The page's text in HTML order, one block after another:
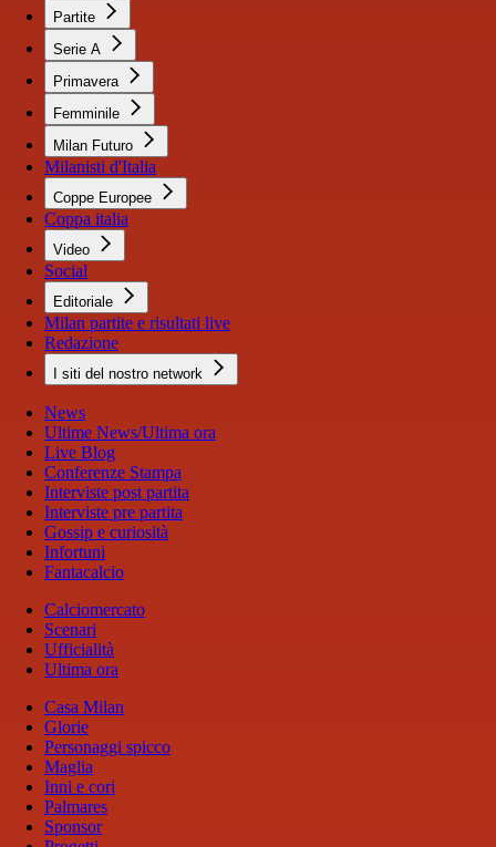
Partite
Serie A
Primavera
Femminile
Milan Futuro
Milanisti d'Italia
Coppe Europee
Coppa italia
Video
Social
Editoriale
Milan partite e risultati live
Redazione
I siti del nostro network
News
Ultime News/Ultima ora
Live Blog
Conferenze Stampa
Interviste post partita
Interviste pre partita
Gossip e curiosità
Infortuni
Fantacalcio
Calciomercato
Scenari
Ufficialità
Ultima ora
Casa Milan
Glorie
Personaggi spicco
Maglia
Inni e cori
Palmares
Sponsor